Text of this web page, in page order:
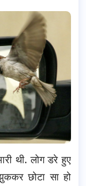
थी. लोग डरे हुए
छोटा सा हो